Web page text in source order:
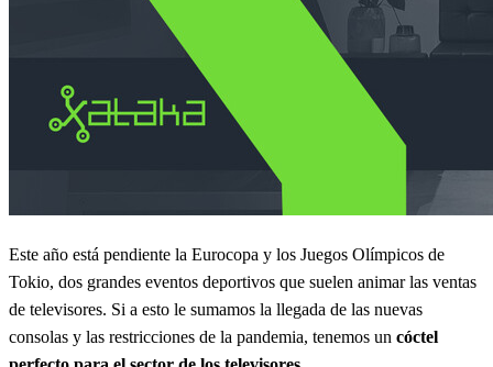
Este año está pendiente la Eurocopa y los Juegos Olímpicos de
Tokio, dos grandes eventos deportivos que suelen animar las ventas
de televisores. Si a esto le sumamos la llegada de las nuevas
consolas y las restricciones de la pandemia, tenemos un cóctel